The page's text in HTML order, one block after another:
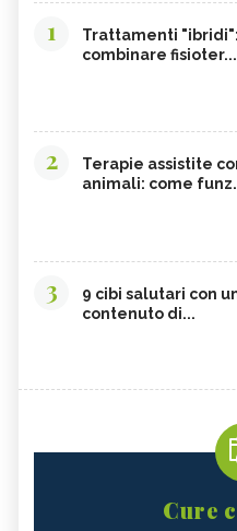
1
Trattamenti "ibridi":
combinare fisioter...
2
Terapie assistite
animali: come
3
9 cibi salutari con
contenuto di...
Cure